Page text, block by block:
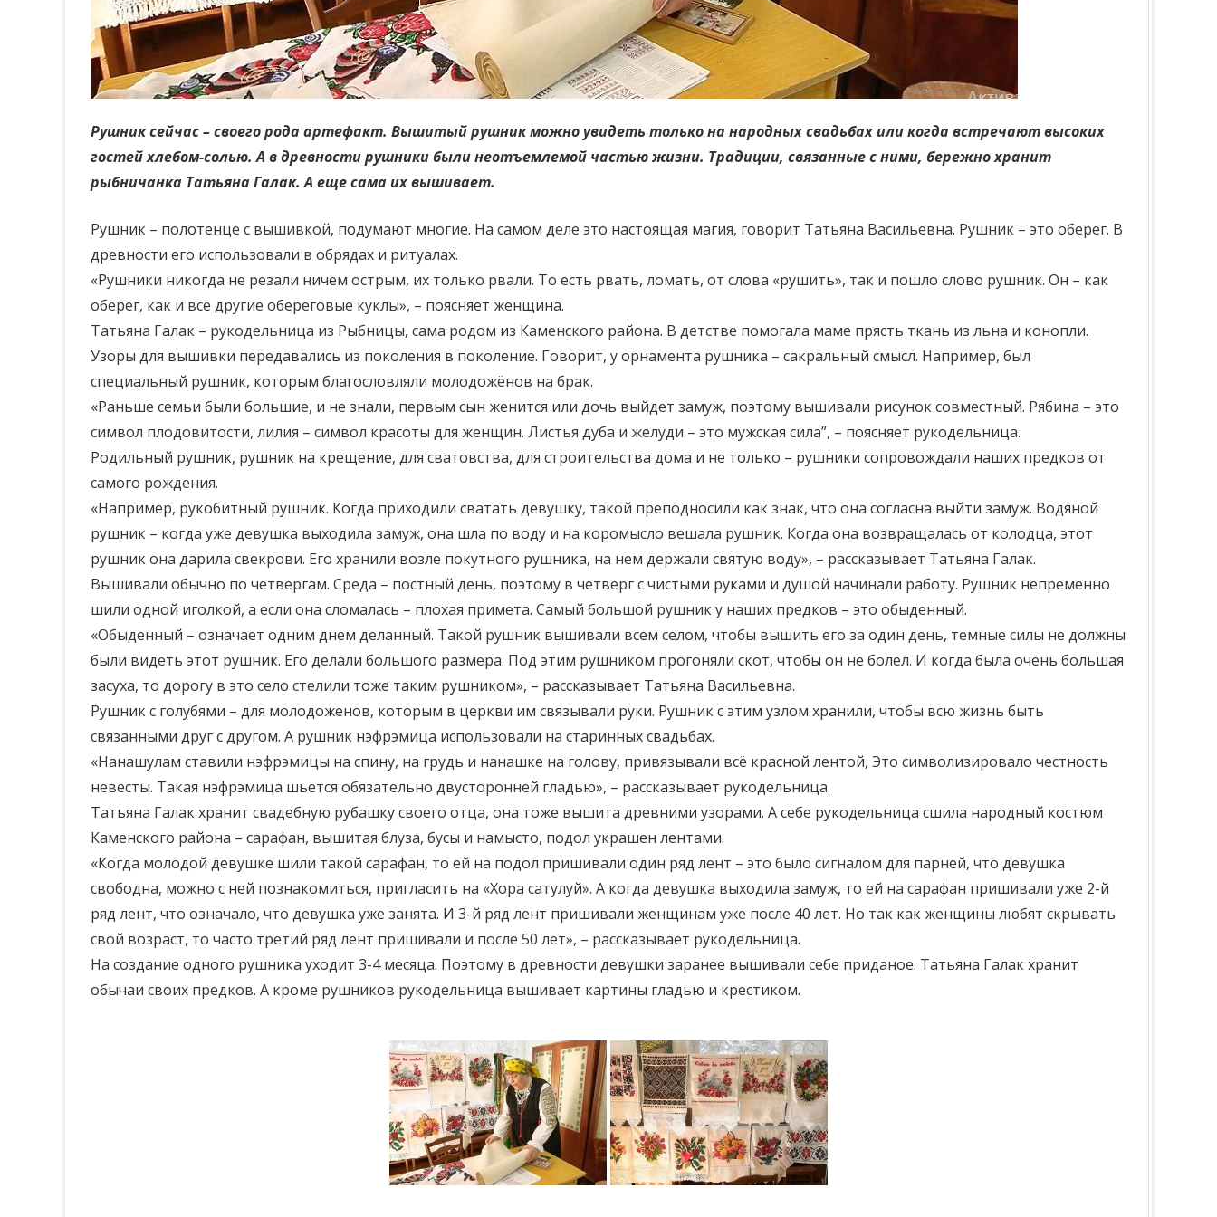
Рушник сейчас – своего рода артефакт. Вышитый рушник можно увидеть только на народных свадьбах или когда встречают высоких
гостей хлебом-солью. А в древности рушники были неотъемлемой частью жизни. Традиции, связанные с ними, бережно хранит
рыбничанка Татьяна Галак. А еще сама их вышивает.
Рушник – полотенце с вышивкой, подумают многие. На самом деле это настоящая магия, говорит Татьяна Васильевна. Рушник – это оберег. В
древности его использовали в обрядах и ритуалах.
«Рушники никогда не резали ничем острым, их только рвали. То есть рвать, ломать, от слова «рушить», так и пошло слово рушник. Он – как
оберег, как и все другие обереговые куклы», – поясняет женщина.
Татьяна Галак – рукодельница из Рыбницы, сама родом из Каменского района. В детстве помогала маме прясть ткань из льна и конопли.
Узоры для вышивки передавались из поколения в поколение. Говорит, у орнамента рушника – сакральный смысл. Например, был
специальный рушник, которым благословляли молодожёнов на брак.
«Раньше семьи были большие, и не знали, первым сын женится или дочь выйдет замуж, поэтому вышивали рисунок совместный. Рябина – это
символ плодовитости, лилия – символ красоты для женщин. Листья дуба и желуди – это мужская сила”, – поясняет рукодельница.
Родильный рушник, рушник на крещение, для сватовства, для строительства дома и не только – рушники сопровождали наших предков от
самого рождения.
«Например, рукобитный рушник. Когда приходили сватать девушку, такой преподносили как знак, что она согласна выйти замуж. Водяной
рушник – когда уже девушка выходила замуж, она шла по воду и на коромысло вешала рушник. Когда она возвращалась от колодца, этот
рушник она дарила свекрови. Его хранили возле покутного рушника, на нем держали святую воду», – рассказывает Татьяна Галак.
Вышивали обычно по четвергам. Среда – постный день, поэтому в четверг с чистыми руками и душой начинали работу. Рушник непременно
шили одной иголкой, а если она сломалась – плохая примета. Самый большой рушник у наших предков – это обыденный.
«Обыденный – означает одним днем деланный. Такой рушник вышивали всем селом, чтобы вышить его за один день, темные силы не должны
были видеть этот рушник. Его делали большого размера. Под этим рушником прогоняли скот, чтобы он не болел. И когда была очень большая
засуха, то дорогу в это село стелили тоже таким рушником», – рассказывает Татьяна Васильевна.
Рушник с голубями – для молодоженов, которым в церкви им связывали руки. Рушник с этим узлом хранили, чтобы всю жизнь быть
связанными друг с другом. А рушник нэфрэмица использовали на старинных свадьбах.
«Нанашулам ставили нэфрэмицы на спину, на грудь и нанашке на голову, привязывали всё красной лентой, Это символизировало честность
невесты. Такая нэфрэмица шьется обязательно двусторонней гладью», – рассказывает рукодельница.
Татьяна Галак хранит свадебную рубашку своего отца, она тоже вышита древними узорами. А себе рукодельница сшила народный костюм
Каменского района – сарафан, вышитая блуза, бусы и намысто, подол украшен лентами.
«Когда молодой девушке шили такой сарафан, то ей на подол пришивали один ряд лент – это было сигналом для парней, что девушка
свободна, можно с ней познакомиться, пригласить на «Хора сатулуй». А когда девушка выходила замуж, то ей на сарафан пришивали уже 2-й
ряд лент, что означало, что девушка уже занята. И 3-й ряд лент пришивали женщинам уже после 40 лет. Но так как женщины любят скрывать
свой возраст, то часто третий ряд лент пришивали и после 50 лет», – рассказывает рукодельница.
На создание одного рушника уходит 3-4 месяца. Поэтому в древности девушки заранее вышивали себе приданое. Татьяна Галак хранит
обычаи своих предков. А кроме рушников рукодельница вышивает картины гладью и крестиком.